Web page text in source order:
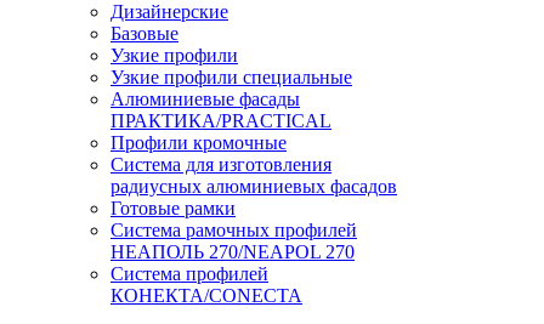
Дизайнерские
Базовые
Узкие профили
Узкие профили специальные
Алюминиевые фасады
ПРАКТИКА/PRACTICAL
Профили кромочные
Система для изготовления
радиусных алюминиевых фасадов
Готовые рамки
Система рамочных профилей
НЕАПОЛЬ 270/NEAPOL 270
Система профилей
КОНЕКТА/CONECTA